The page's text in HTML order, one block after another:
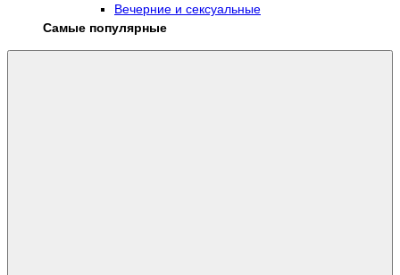
Вечерние и сексуальные
Самые популярные